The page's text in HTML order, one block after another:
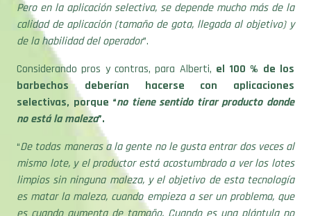
Pero en la aplicación selectiva, se depende mucho más de la
calidad de aplicación (tamaño de gota, llegada al objetivo) y
de la habilidad del operador”.
Considerando pros y contras, para Alberti, el 100 % de los
barbechos deberían hacerse con aplicaciones
selectivas, porque “no tiene sentido tirar producto donde
no está la maleza”.
“De todas maneras a la gente no le gusta entrar dos veces al
mismo lote, y el productor está acostumbrado a ver los lotes
limpios sin ninguna maleza, y el objetivo de esta tecnología
es matar la maleza, cuando empieza a ser un problema, que